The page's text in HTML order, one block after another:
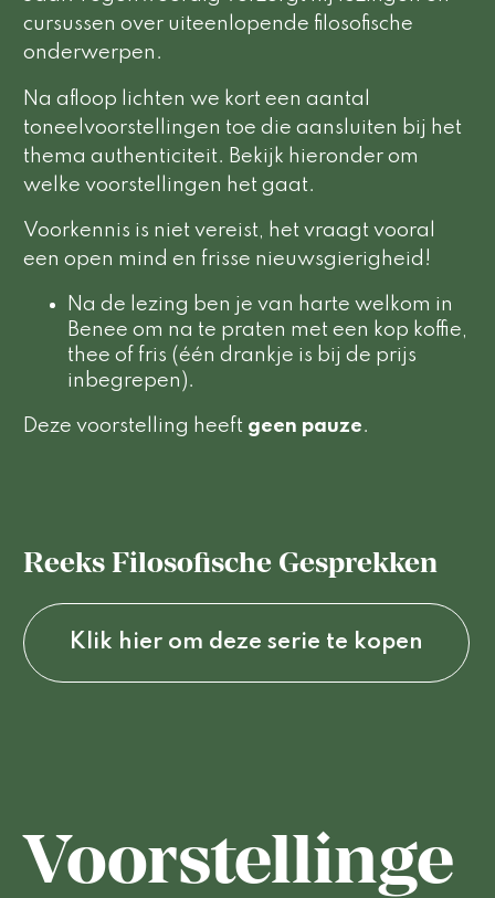
cursussen over uiteenlopende filosofische
onderwerpen.
Na afloop lichten we kort een aantal
toneelvoorstellingen toe die aansluiten bij het
thema authenticiteit. Bekijk hieronder om
welke voorstellingen het gaat.
Voorkennis is niet vereist, het vraagt vooral
een open mind en frisse nieuwsgierigheid!
Na de lezing ben je van harte welkom in
Benee om na te praten met een kop koffie,
thee of fris (één drankje is bij de prijs
inbegrepen).
Deze voorstelling heeft geen pauze.
Reeks Filosofische Gesprekken
Klik hier om deze serie te kopen
Voorstellinge